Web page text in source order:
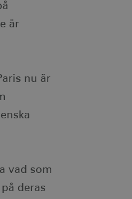
är
nu är
vad som
deras